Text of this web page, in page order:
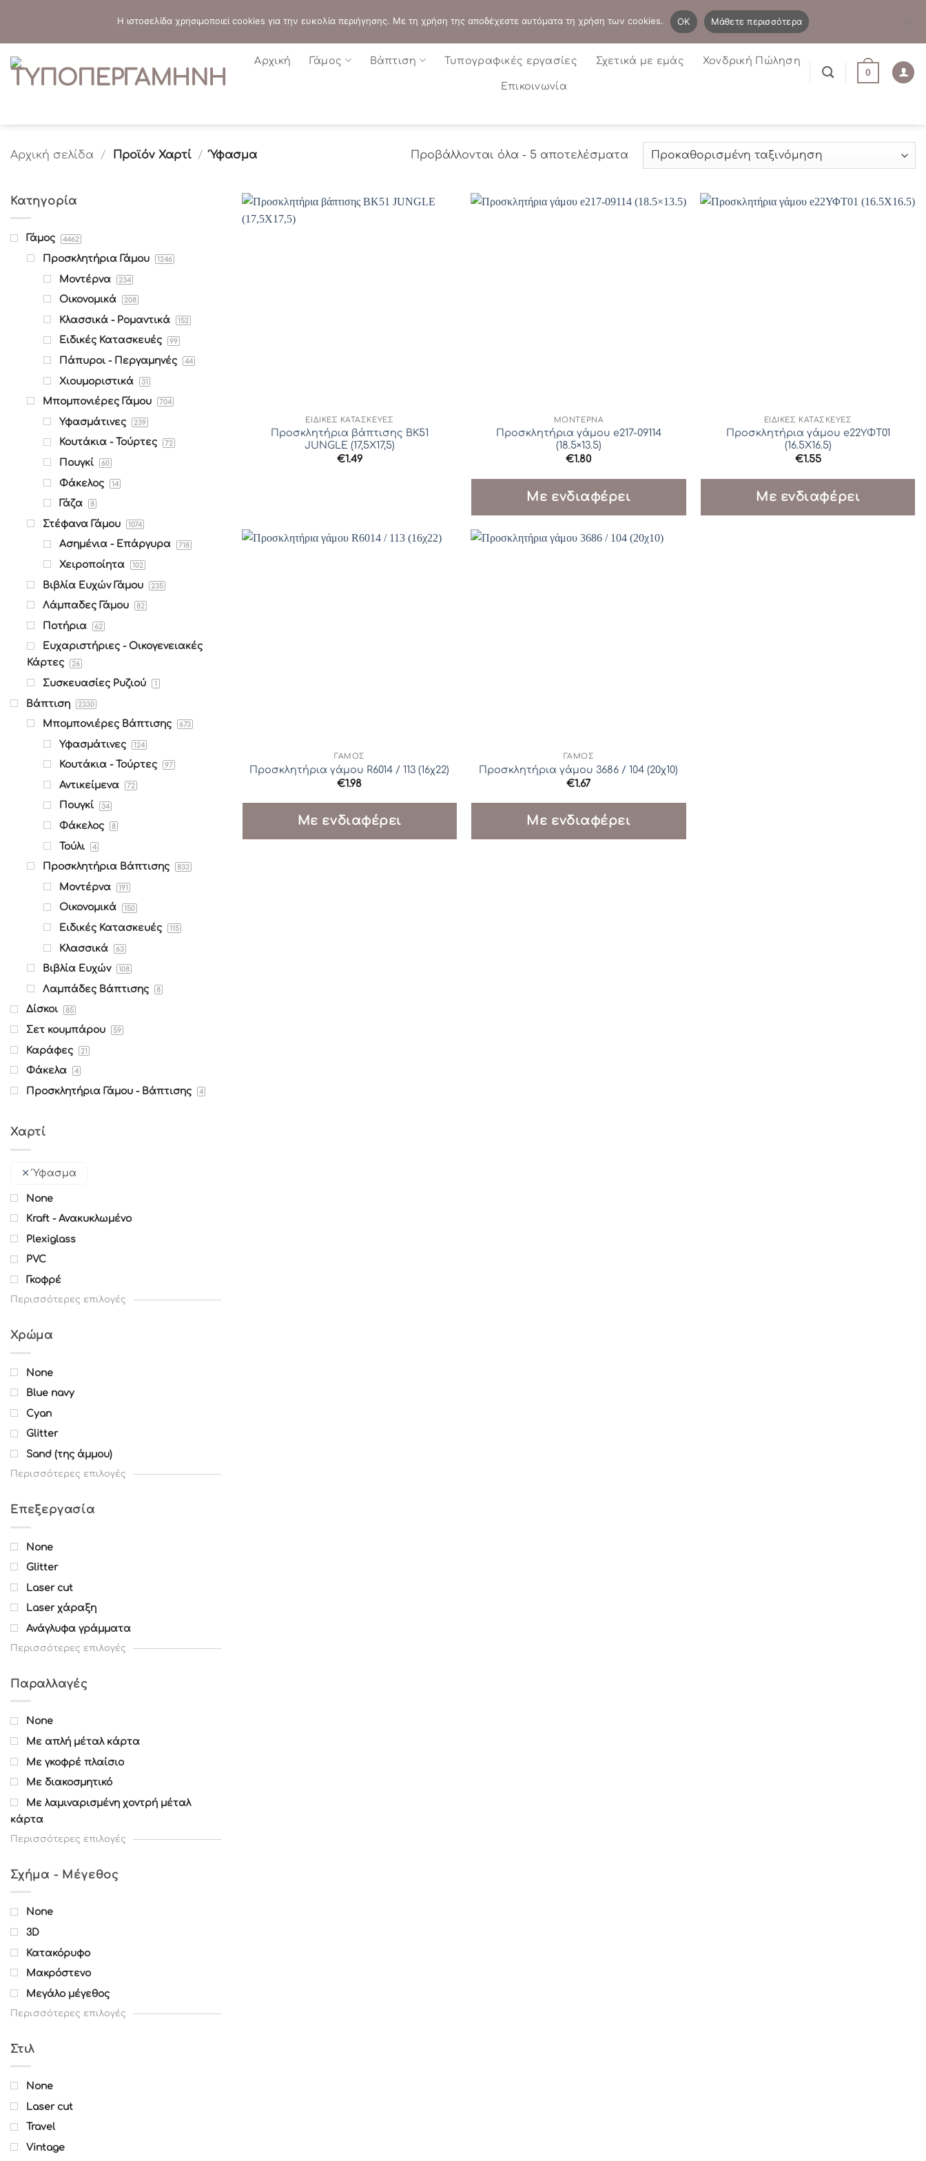
περιεχόμενο
Η λίστα μου Newsletter
Αρχική Γάμος Βάπτιση Τυπογραφικές εργασίες Σχετικά με εμάς Χονδρική Πώληση
Επικοινωνία
0
Αρχική σελίδα / Προϊόν Χαρτί / Ύφασμα Προβάλλονται όλα - 5 αποτελέσματα
Κατηγορία
Γάμος 4462
Προσκλητήρια Γάμου 1246
Μοντέρνα 234
Οικονομικά 208
Κλασσικά - Ρομαντικά 152
Ειδικές Κατασκευές 99
Πάπυροι - Περγαμηνές 44
Χιουμοριστικά 31
Μπομπονιέρες Γάμου 704
Υφασμάτινες 239
Κουτάκια - Τούρτες 72
Πουγκί 60
Φάκελος 14
Γάζα 8
Στέφανα Γάμου 1074
Ασημένια - Επάργυρα 718
Χειροποίητα 102
Βιβλία Ευχών Γάμου 235
Λάμπαδες Γάμου 82
Ποτήρια 62
Ευχαριστήριες - Οικογενειακές
Κάρτες
26
Συσκευασίες Ρυζιού 1
Βάπτιση 2330
Μπομπονιέρες Βάπτισης 673
Υφασμάτινες 124
Κουτάκια - Τούρτες 97
Αντικείμενα 72
Πουγκί 34
Φάκελος 8
Τούλι 4
Προσκλητήρια Βάπτισης 833
Μοντέρνα 191
Οικονομικά 150
Ειδικές Κατασκευές 115
Κλασσικά 63
Βιβλία Ευχών 108
Λαμπάδες Βάπτισης 8
Δίσκοι 85
Σετ κουμπάρου 59
Καράφες 21
Φάκελα 4
Προσκλητήρια Γάμου - Βάπτισης 4
Χαρτί
Ύφασμα
None
Kraft - Ανακυκλωμένο
Plexiglass
PVC
Γκοφρέ
Περισσότερες επιλογές
Χρώμα
None
Blue navy
Cyan
Glitter
Sand (της άμμου)
Περισσότερες επιλογές
Επεξεργασία
None
Glitter
Laser cut
Laser χάραξη
Ανάγλυφα γράμματα
Περισσότερες επιλογές
Παραλλαγές
None
Με απλή μέταλ κάρτα
Με γκοφρέ πλαίσιο
Με διακοσμητικό
Με λαμιναρισμένη χοντρή μέταλ
κάρτα
Περισσότερες επιλογές
Σχήμα - Μέγεθος
None
3D
Κατακόρυφο
Μακρόστενο
Μεγάλο μέγεθος
Περισσότερες επιλογές
Στιλ
None
Laser cut
Travel
Vintage
ΕΙΔΙΚΈΣ ΚΑΤΑΣΚΕΥΈΣ
Προσκλητήρια βάπτισης ΒΚ51
JUNGLE (17,5Χ17,5)
€1.49
ΜΟΝΤΈΡΝΑ
Προσκλητήρια γάμου e217-09114
(18.5×13.5)
€1.80
Με ενδιαφέρει
ΕΙΔΙΚΈΣ ΚΑΤΑΣΚΕΥΈΣ
Προσκλητήρια γάμου e22ΥΦΤ01
(16.5Χ16.5)
€1.55
Με ενδιαφέρει
ΓΆΜΟΣ
Προσκλητήρια γάμου R6014 / 113 (16χ22)
€1.98
Με ενδιαφέρει
ΓΆΜΟΣ
Προσκλητήρια γάμου 3686 / 104 (20χ10)
€1.67
Με ενδιαφέρει
Η ιστοσελίδα χρησιμοποιεί cookies για την ευκολία περιήγησης. Με τη χρήση της αποδέχεστε αυτόματα τη χρήση των cookies. OK Μάθετε περισσότερα